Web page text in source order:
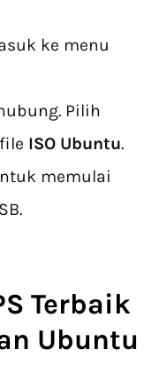
ke menu
Pilih
ISO Ubuntu.
memulai
Terbaik
Ubuntu